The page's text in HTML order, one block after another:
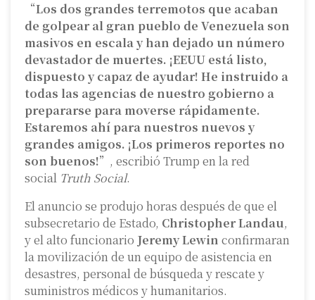
“Los dos grandes terremotos que acaban
de golpear al gran pueblo de Venezuela son
masivos en escala y han dejado un número
devastador de muertes. ¡EEUU está listo,
dispuesto y capaz de ayudar! He instruido a
todas las agencias de nuestro gobierno a
prepararse para moverse rápidamente.
Estaremos ahí para nuestros nuevos y
grandes amigos. ¡Los primeros reportes no
son buenos!”, escribió Trump en la red
social Truth Social.
El anuncio se produjo horas después de que el
subsecretario de Estado, Christopher Landau,
y el alto funcionario Jeremy Lewin confirmaran
la movilización de un equipo de asistencia en
desastres, personal de búsqueda y rescate y
suministros médicos y humanitarios.